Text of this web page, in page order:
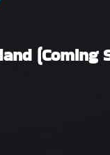
(Coming